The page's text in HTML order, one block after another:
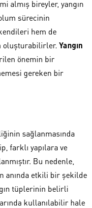
almış bireyler, yangın
sürecinin
hem de
oluşturabilirler. Yangın
önemin bir
gereken bir
sağlanmasında
farklı yapılara ve
Bu nedenle,
anında etkili bir şekilde
tüplerinin belirli
kullanılabilir hale